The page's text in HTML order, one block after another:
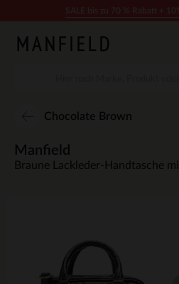
Chocolate Brown
Manfield
Braune Lackleder-Handtasche